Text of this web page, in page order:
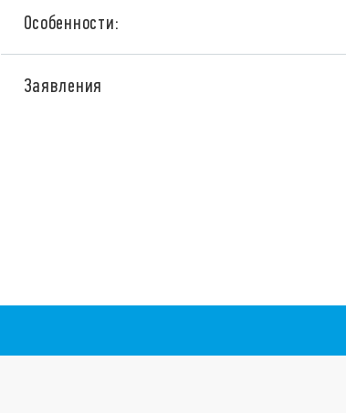
Особенности:
термостат с коммуникационными возможностями. Это
максимальную функциональность термостата.
Протокол дальней связи 868 МГц
Заявления